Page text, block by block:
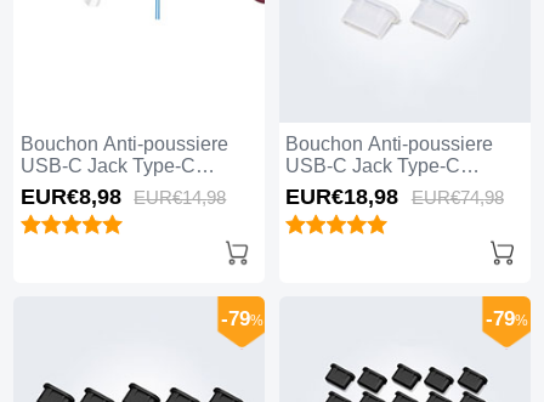
Bouchon Anti-poussiere
USB-C Jack Type-C
Universel H12 pour Apple
iPhone 15 Pro Max Bleu
EUR€8,98 EUR€14,98
Bouchon Anti-poussiere
USB-C Jack Type-C
Universel 5PCS H01 pour
Apple iPhone 15 Pro Max
Blanc
EUR€18,98 EUR€74,98
-79% -79%